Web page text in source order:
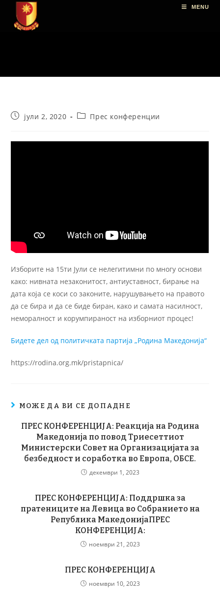
MENU
јули 2, 2020 Прес конференции
Изборите на 15ти Јули се нелегитимни по многу основи
како: нивната незаконитост, антиуставност, бирање на
дата која се коси со законите, нарушувањето на правото
да се бира и да се биде биран, како и самата насилност,
неморалност и корумпираност на изборниот процес!
Бидете дел од политичката партија „Родина Македонија“
https://rodina.org.mk/pristapnica/
МОЖЕ ДА ВИ СЕ ДОПАДНЕ
ПРЕС КОНФЕРЕНЦИЈА: Реакција на Родина
Македонија по повод Триесеттиот
Министерски Совет на Организацијата за
безбедност и соработка во Европа, ОБСЕ.
декември 1, 2023
ПРЕС КОНФЕРЕНЦИЈА: Поддршка за
пратениците на Левица во Собранието на
Република МакедонијаПРЕС
КОНФЕРЕНЦИЈА:
ноември 21, 2023
ПРЕС КОНФЕРЕНЦИЈА
ноември 10, 2023